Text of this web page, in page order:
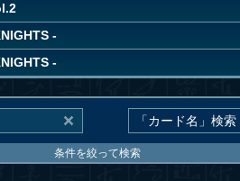
-
-
条件を絞って検索